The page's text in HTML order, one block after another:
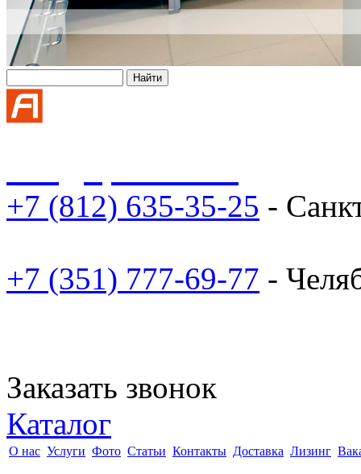
+7 (812) 635-35-25 -
+7 (351) 777-69-77 -
Заказать звонок
Каталог
О нас Услуги Фото Статьи Контакты Доставка Лизинг